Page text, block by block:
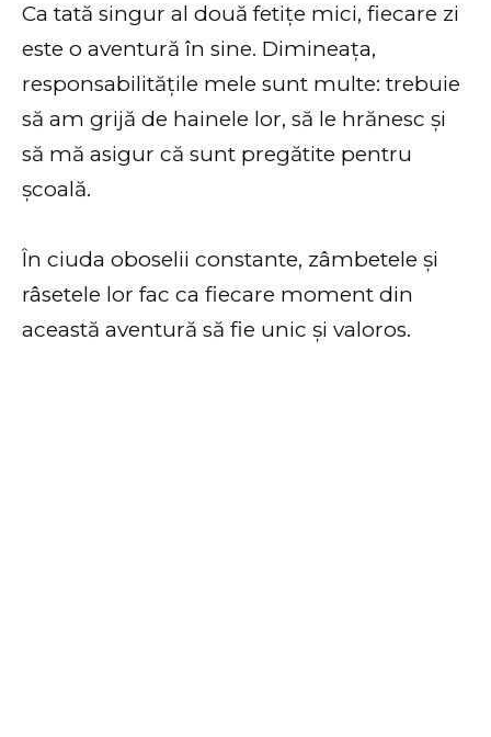
Ca tată singur al două fetițe mici, fiecare zi
este o aventură în sine. Dimineața,
responsabilitățile mele sunt multe: trebuie
să am grijă de hainele lor, să le hrănesc și
să mă asigur că sunt pregătite pentru
școală.
În ciuda oboselii constante, zâmbetele și
râsetele lor fac ca fiecare moment din
această aventură să fie unic și valoros.